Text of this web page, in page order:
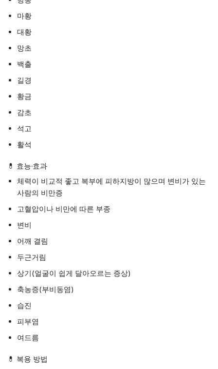
마황
대황
망초
백출
길경
황금
감초
석고
활석
💊 효능·효과
체력이 비교적 좋고 복부에 피하지방이 많으며 변비가 있는
사람의 비만증
고혈압이나 비만에 따른 부종
변비
어깨 결림
두근거림
상기(얼굴이 쉽게 달아오르는 증상)
축농증(부비동염)
습진
피부염
여드름
💊 복용 방법